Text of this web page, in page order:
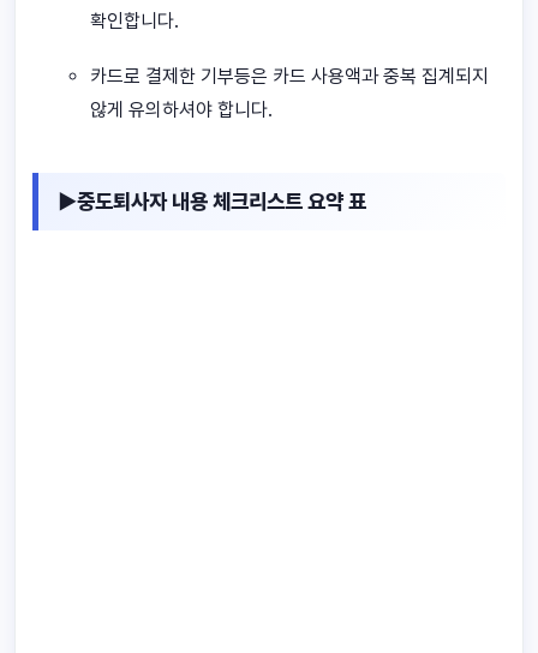
확인합니다.
카드로 결제한 기부등은 카드 사용액과 중복 집계되지
않게 유의하셔야 합니다.
▶중도퇴사자 내용 체크리스트 요약 표